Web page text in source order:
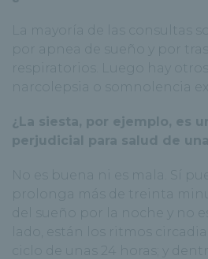
La mayoría de las consultas
por apnea de sueño y por
respiratorios. Luego hay
narcolepsia o somnolencia
¿La siesta, por ejemplo, es
perjudicial para salud de
No es buena ni es mala. Sí
prolonga más de treinta
del sueño por la noche y no
lado, están los ritmos
ciclo de unas 24 horas; y